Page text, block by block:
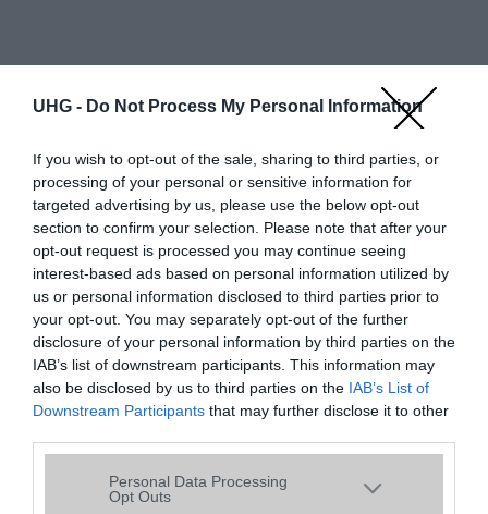
UHG - Do Not Process My Personal Information
If you wish to opt-out of the sale, sharing to third parties, or
processing of your personal or sensitive information for
targeted advertising by us, please use the below opt-out
section to confirm your selection. Please note that after your
opt-out request is processed you may continue seeing
interest-based ads based on personal information utilized by
us or personal information disclosed to third parties prior to
your opt-out. You may separately opt-out of the further
disclosure of your personal information by third parties on the
IAB’s list of downstream participants. This information may
also be disclosed by us to third parties on the IAB’s List of
Downstream Participants that may further disclose it to other
services and may gather and store information including but
Personal Data Processing
Opt Outs
Egy oldalon találat
Bolt neve Részletek Állapot Szín Bruttó ár
További ajánlatok
Nelly GSM részletek használt arany 30 000 Ft Tovább a bolthoz
A tíz legjobb okostelefon 5 col alatt